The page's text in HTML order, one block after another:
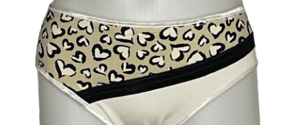
Kostenlose Binder
Review Levi